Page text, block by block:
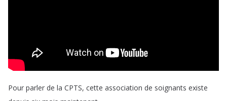
Pour parler de la CPTS, cette association de soignants existe